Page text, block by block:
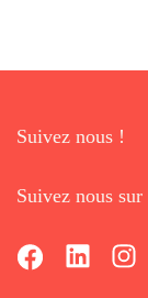
Suivez nous !
Suivez nous sur